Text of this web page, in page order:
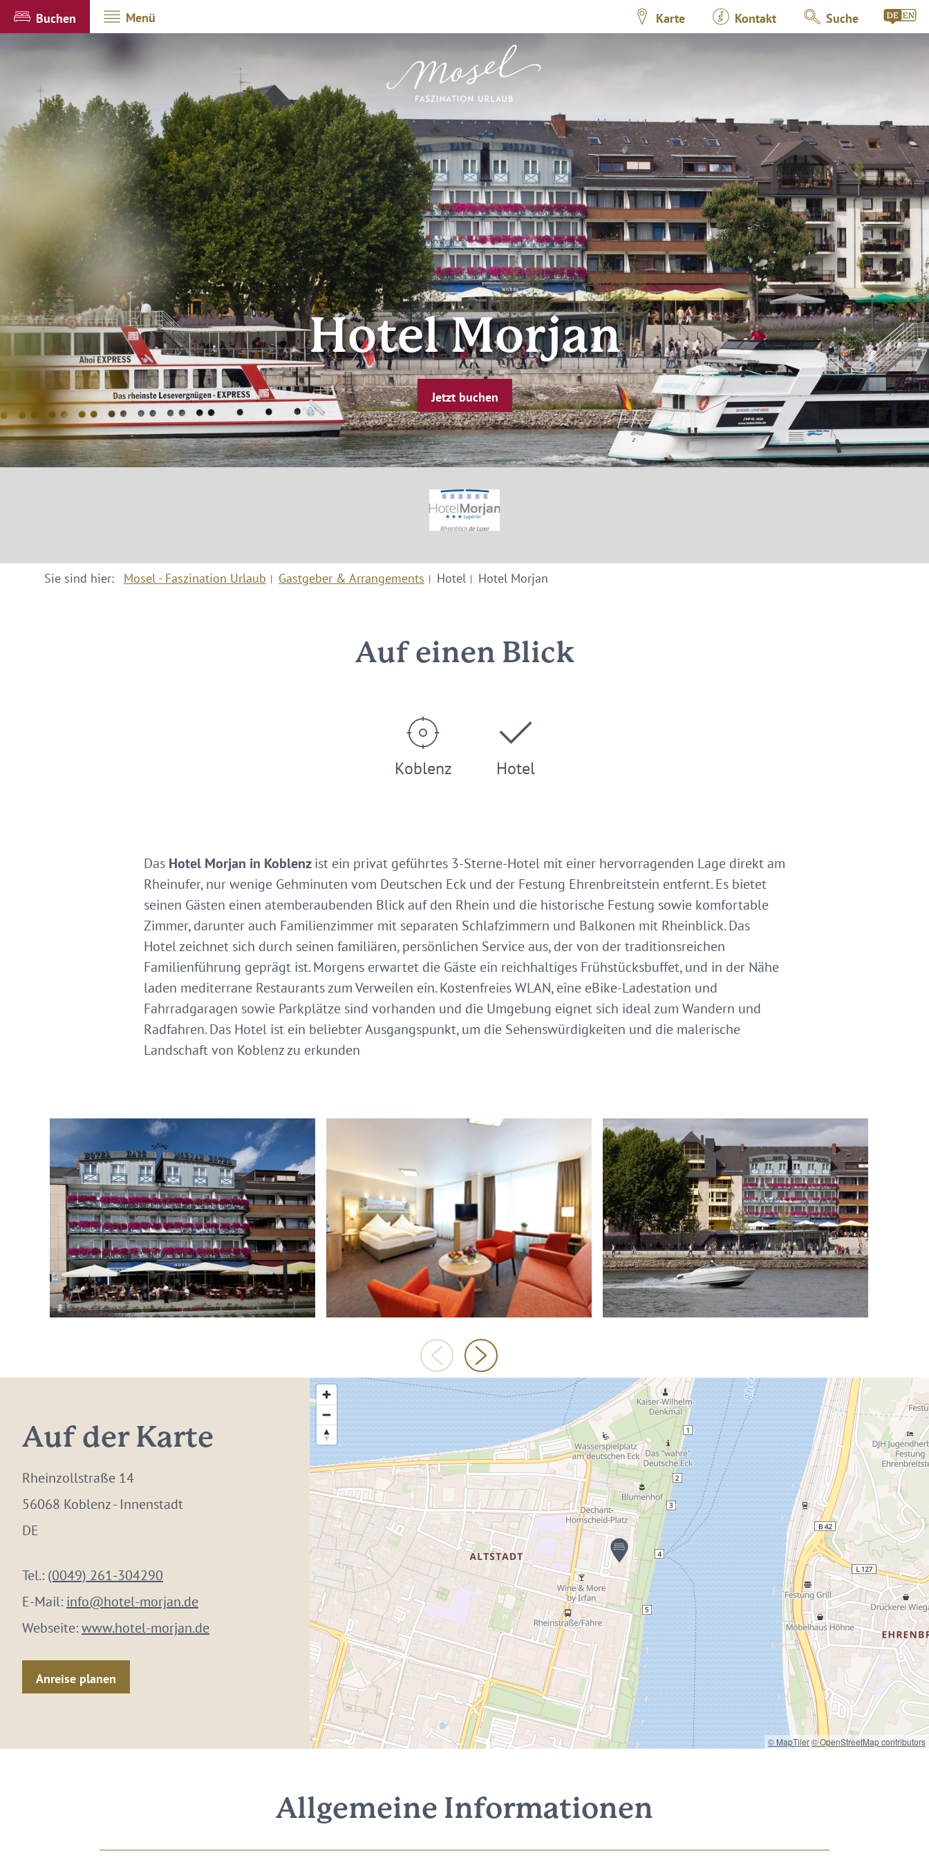
Buchen Menü Karte Kontakt Suche
Hotel Morjan
Jetzt buchen
Sie sind hier: Mosel - Faszination Urlaub Gastgeber & Arrangements Hotel Hotel Morjan
Auf einen Blick
Koblenz Hotel
Das Hotel Morjan in Koblenzist ein privat geführtes 3-Sterne-Hotel mit einer hervorragenden Lage direkt am
Rheinufer, nur wenige Gehminuten vom Deutschen Eck und der Festung Ehrenbreitstein entfernt. Es bietet
seinen Gästen einen atemberaubenden Blick auf den Rhein und die historische Festung sowie komfortable
Zimmer, darunter auch Familienzimmer mit separaten Schlafzimmern und Balkonen mit Rheinblick. Das
Hotel zeichnet sich durch seinen familiären, persönlichen Service aus, der von der traditionsreichen
Familienführung geprägt ist. Morgens erwartet die Gäste ein reichhaltiges Frühstücksbuffet, und in der Nähe
laden mediterrane Restaurants zum Verweilen ein. Kostenfreies WLAN, eine eBike-Ladestation und
Fahrradgaragen sowie Parkplätze sind vorhanden und die Umgebung eignet sich ideal zum Wandern und
Radfahren. Das Hotel ist ein beliebter Ausgangspunkt, um die Sehenswürdigkeiten und die malerische
Landschaft von Koblenz zu erkunden
Auf der Karte
Rheinzollstraße 14
56068 Koblenz - Innenstadt
DE
Tel.: (0049) 261-304290
E-Mail: info@hotel-morjan.de
Webseite:www.hotel-morjan.de
Anreise planen
© MapTiler© OpenStreetMap contributors
Allgemeine Informationen